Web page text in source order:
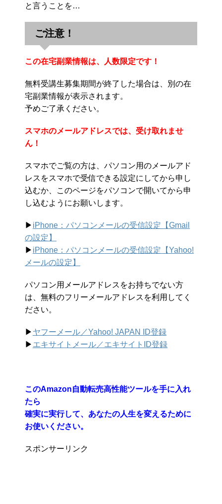
と言うことを…
ご注意！
この在宅副業情報は、人数限定です！
無料受講生募集期間が終了した場合は、別の在
宅副業情報が表示されます。
予めご了承ください。
スマホのメールアドレスでは、受け取れませ
ん！
スマホでご覧の方は、パソコン用のメールアド
レスをスマホで受信できる設定にしてから申し
込むか、このページをパソコンで開いてから申
し込むようにお願いします。
▶︎ iPhone：パソコンメールの受信設定【Gmail
の設定】
▶︎ iPhone：パソコンメールの受信設定【Yahoo!
メールの設定】
パソコン用メールアドレスをお持ちでない方
は、無料のフリーメールアドレスを利用してく
ださい。
▶︎ ヤフーメール／Yahoo! JAPAN ID登録
▶︎ エキサイトメール／エキサイトID登録
このAmazon自動転売高性能ツールを手に入れ
たら
確実に実行して、あなたの人生を変えるために
お使いください。
スポンサーリンク